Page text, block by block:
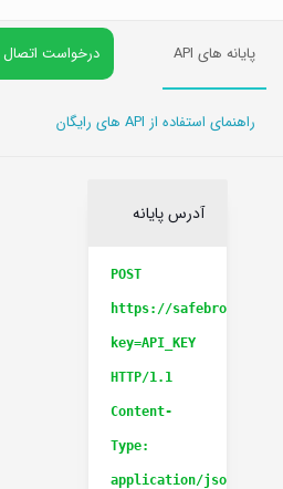
پایانه های API درخواست اتصال
راهنمای استفاده از API های رایگان
آدرس پایانه
POST
https://
key=API_KEY
HTTP/1.1
Content-
Type:
application/json